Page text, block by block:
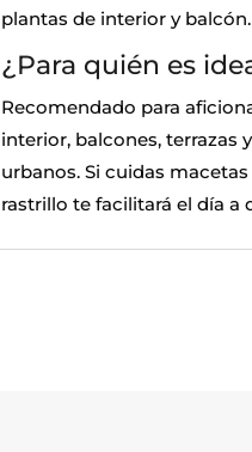
plantas de interior y balcón.
¿Para quién es
Recomendado para
interior, balcones, terrazas
urbanos. Si cuidas
rastrillo te facilitará el día a